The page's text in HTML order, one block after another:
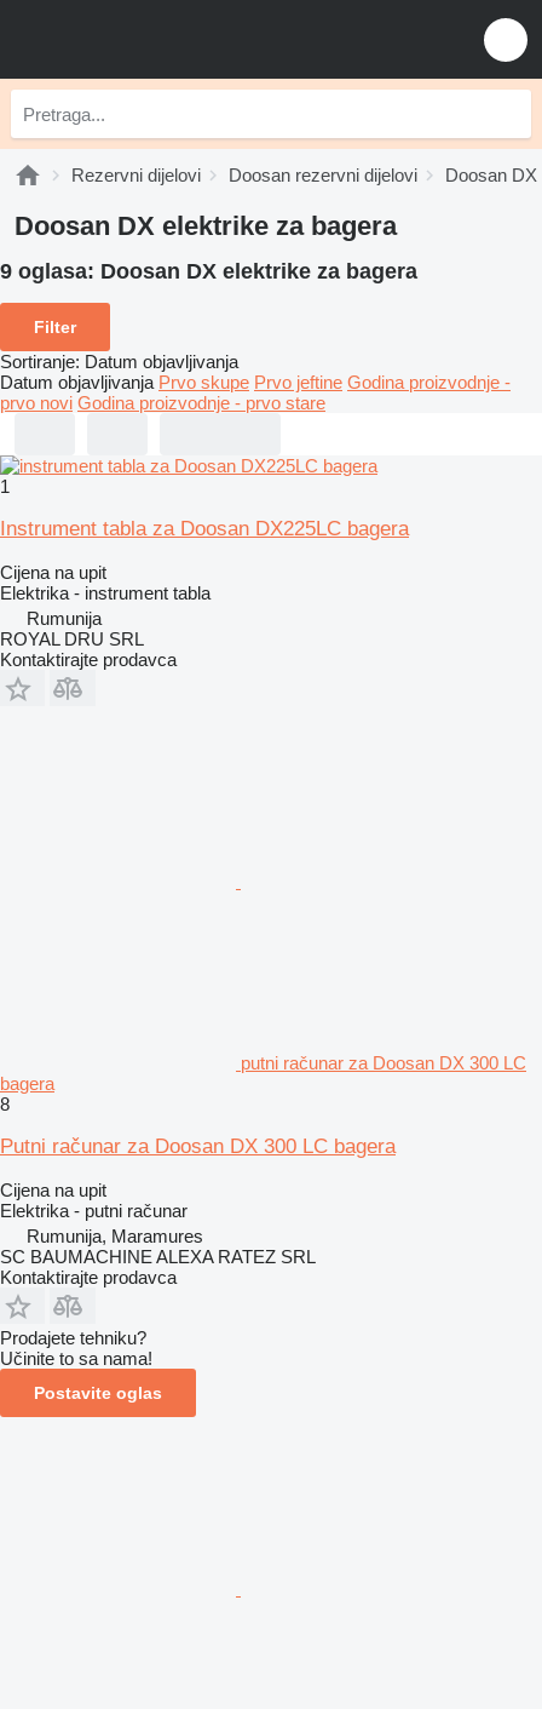
Rezervni dijelovi Doosan rezervni dijelovi Doosan
Doosan DX elektrike za bagerа
9 oglasa: Doosan DX elektrike za bagerа
Filter
Sortiranje: Datum objavljivanja
Datum objavljivanja Prvo skupe Prvo jeftine Godina proizvodnje -
prvo novi Godina proizvodnje - prvo stare
1
Instrument tabla za Doosan DX225LC bagera
Cijena na upit
Elektrika - instrument tabla
Rumunija
ROYAL DRU SRL
Kontaktirajte prodavca
putni računar za Doosan DX 300 LC
bagera
8
Putni računar za Doosan DX 300 LC bagera
Cijena na upit
Elektrika - putni računar
Rumunija, Maramures
SC BAUMACHINE ALEXA RATEZ SRL
Kontaktirajte prodavca
Prodajete tehniku?
Učinite to sa nama!
Postavite oglas